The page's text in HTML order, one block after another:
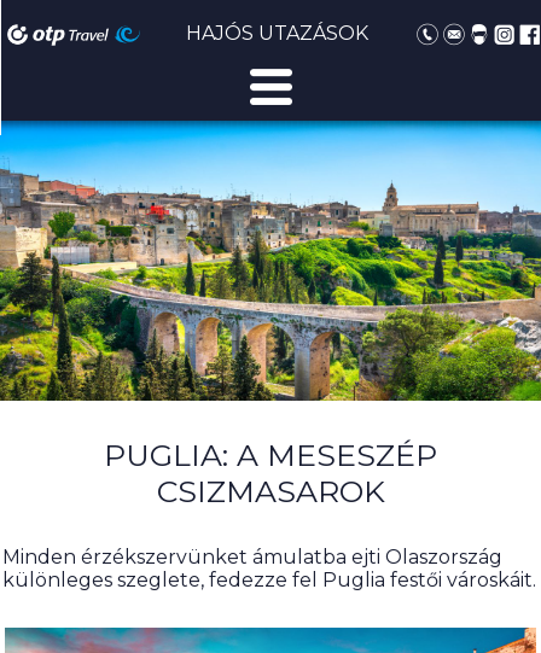
HAJÓS UTAZÁSOK
PUGLIA: A MESESZÉP
CSIZMASAROK
Minden érzékszervünket ámulatba ejti Olaszország
különleges szeglete, fedezze fel Puglia festői városkáit.